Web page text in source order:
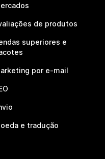
de produtos
superiores e
por e-mail
e tradução